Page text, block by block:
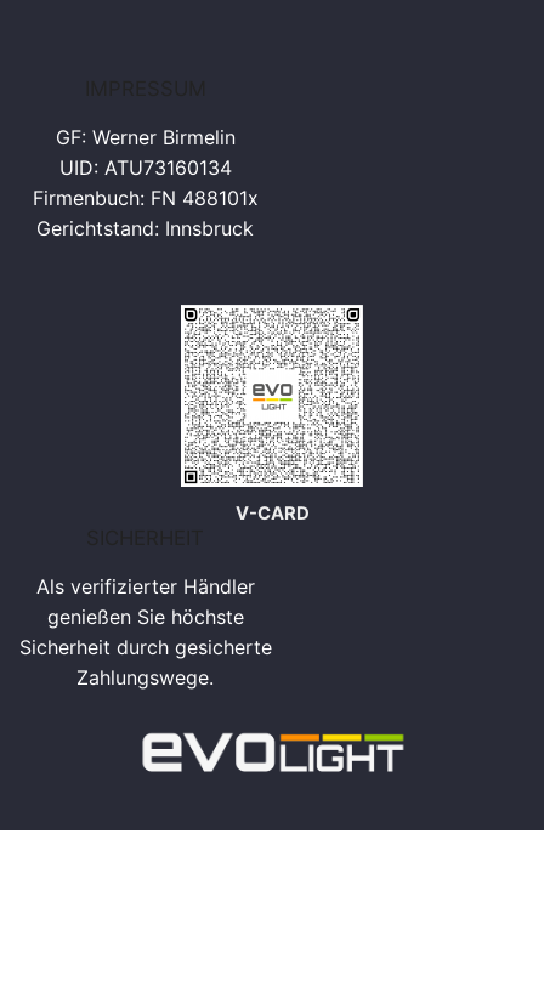
GF: Werner Birmelin
UID: ATU73160134
Firmenbuch: FN 488101x
Gerichtstand: Innsbruck
V-CARD
Als verifizierter Händler
genießen Sie höchste
Sicherheit durch gesicherte
Zahlungswege.